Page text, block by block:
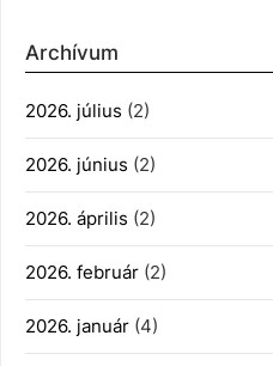
Archívum
2026. július (2)
2026. június (2)
2026. április (2)
2026. február (2)
2026. január (4)